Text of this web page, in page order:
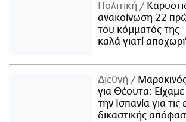
Πολιτική
ανακοίνωση 22
του κόμματός της
καλά γιατί
Διεθνή
για Θέουτα: Είχαμε
την Ισπανία για τις
δικαστικής